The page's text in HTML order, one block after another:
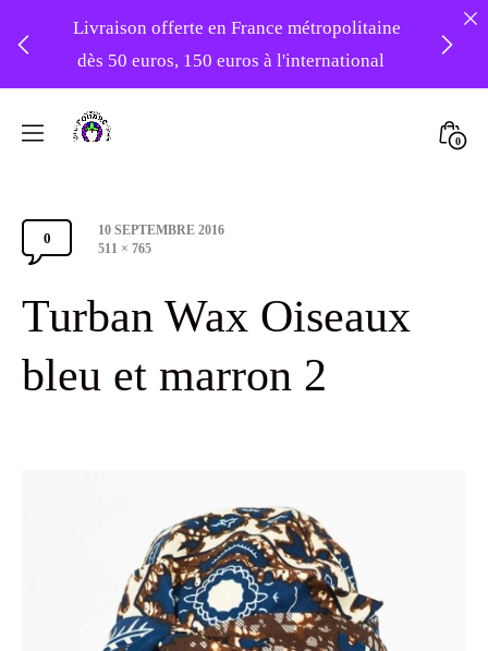
Livraison offerte en France métropolitaine
dès 50 euros, 150 euros à l'international
Turbans
0
Comments
Toggle
0
Post
date
10 SEPTEMBRE 2016
Full
511 × 765
Turban Wax Oiseaux
bleu et marron 2